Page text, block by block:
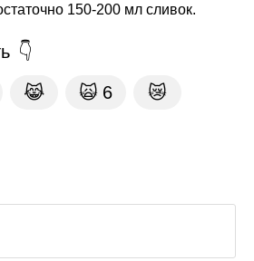
150-200 мл сливок.
😹 🙀 6 😿